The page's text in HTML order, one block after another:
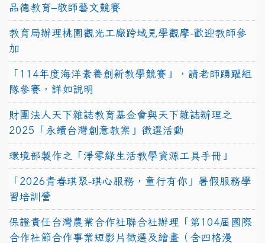
品德教育–敬師藝文競賽
教育局辦理桃園觀光工廠跨域見學觀摩-歡迎教師參
加
「114年度海洋素養創新教學競賽」，請老師踴躍組
隊參賽，詳如說明
財團法人天下雜誌教育基金會與天下雜誌辦理之
2025「永續台灣創意教案」徵選活動
環境部製作之「淨零綠生活教學資源工具手冊」
「2026青春琪聚-琪心服務，童行有你」暑假服務學
習培訓營
保證責任台灣農業合作社聯合社辦理「第104屆國際
合作社節合作事業短影片徵選及繪畫（含四格漫